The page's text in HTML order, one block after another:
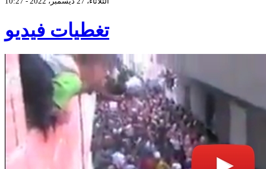
تغطيات فيديو